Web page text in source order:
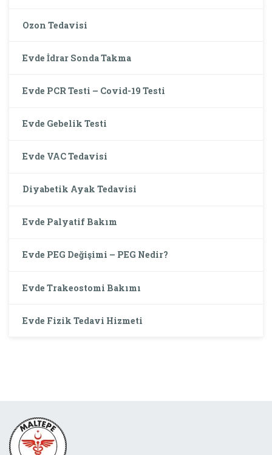
Ozon Tedavisi
Evde İdrar Sonda Takma
Evde PCR Testi – Covid-19 Testi
Evde Gebelik Testi
Evde VAC Tedavisi
Diyabetik Ayak Tedavisi
Evde Palyatif Bakım
Evde PEG Değişimi – PEG Nedir?
Evde Trakeostomi Bakımı
Evde Fizik Tedavi Hizmeti